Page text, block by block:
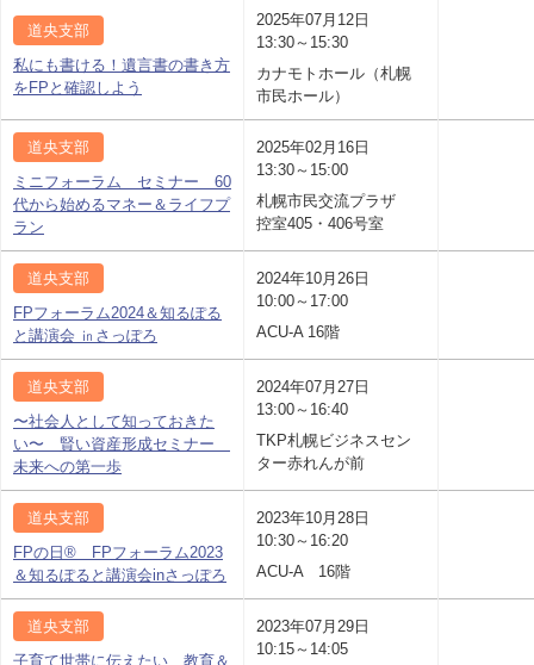
道央支部
私にも書ける！遺言書の書き方
をFPと確認しよう
2025年07月12日
13:30～15:30
カナモトホール（札幌
市民ホール）
道央支部
ミニフォーラム セミナー 60
代から始めるマネー＆ライフプ
ラン
2025年02月16日
13:30～15:00
札幌市民交流プラザ
控室405・406号室
道央支部
FPフォーラム2024＆知るぽる
と講演会 ㏌さっぽろ
2024年10月26日
10:00～17:00
ACU-A 16階
道央支部
〜社会人として知っておきた
い〜 賢い資産形成セミナー
未来への第一歩
2024年07月27日
13:00～16:40
TKP札幌ビジネスセン
ター赤れんが前
道央支部
FPの日® FPフォーラム2023
＆知るぽると講演会inさっぽろ
2023年10月28日
10:30～16:20
ACU-A 16階
道央支部
子育て世帯に伝えたい 教育＆
2023年07月29日
10:15～14:05